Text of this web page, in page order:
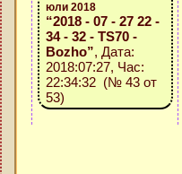
юли 2018
“2018 - 07 - 27 22 -
34 - 32 - TS70 -
Bozho”, Дата:
2018:07:27, Час:
22:34:32 (№ 43 от
53)